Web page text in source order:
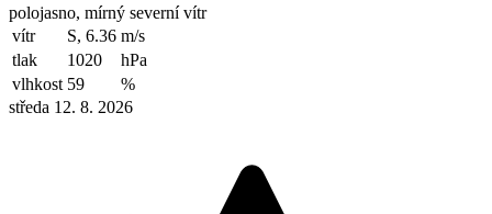
polojasno, mírný severní vítr
vítr
S, 6.36 m/s
tlak
1020
hPa
vlhkost 59
%
středa 12. 8. 2026